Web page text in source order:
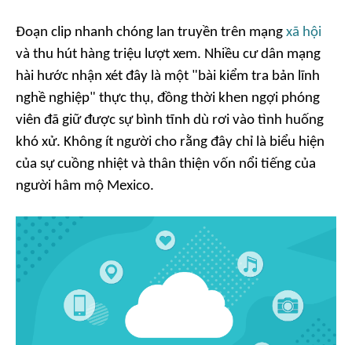
Đoạn clip nhanh chóng lan truyền trên mạng xã hội
và thu hút hàng triệu lượt xem. Nhiều cư dân mạng
hài hước nhận xét đây là một "bài kiểm tra bản lĩnh
nghề nghiệp" thực thụ, đồng thời khen ngợi phóng
viên đã giữ được sự bình tĩnh dù rơi vào tình huống
khó xử. Không ít người cho rằng đây chỉ là biểu hiện
của sự cuồng nhiệt và thân thiện vốn nổi tiếng của
người hâm mộ Mexico.